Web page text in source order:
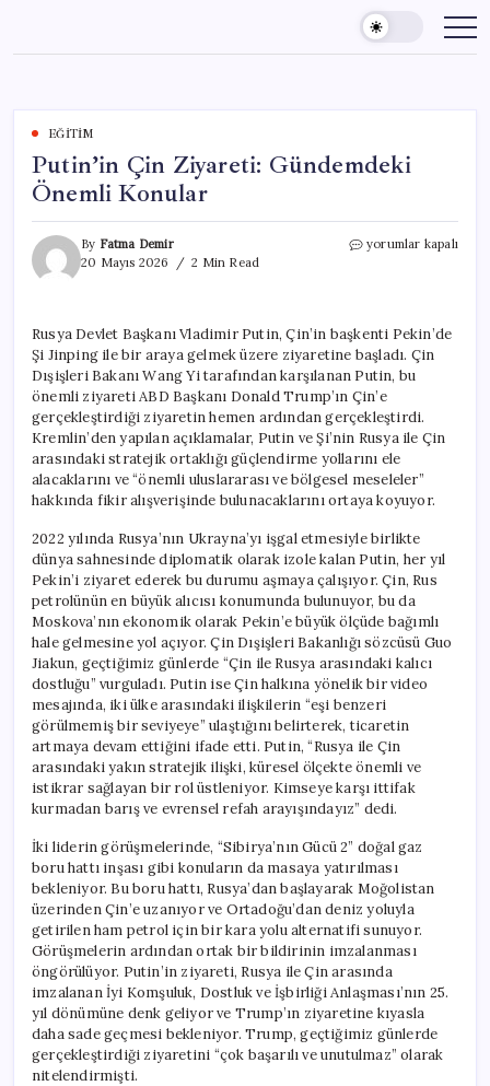
content
EĞITIM
Putin’in Çin Ziyareti: Gündemdeki
Önemli Konular
By Fatma Demir
20 Mayıs 2026
2 Min Read
Putin’in
Konular
için
yorumlar kapalı
Rusya Devlet Başkanı Vladimir Putin, Çin’in başkenti Pekin’de
Şi Jinping ile bir araya gelmek üzere ziyaretine başladı. Çin
Dışişleri Bakanı Wang Yi tarafından karşılanan Putin, bu
önemli ziyareti ABD Başkanı Donald Trump’ın Çin’e
gerçekleştirdiği ziyaretin hemen ardından gerçekleştirdi.
Kremlin’den yapılan açıklamalar, Putin ve Şi’nin Rusya ile Çin
arasındaki stratejik ortaklığı güçlendirme yollarını ele
alacaklarını ve “önemli uluslararası ve bölgesel meseleler”
hakkında fikir alışverişinde bulunacaklarını ortaya koyuyor.
2022 yılında Rusya’nın Ukrayna’yı işgal etmesiyle birlikte
dünya sahnesinde diplomatik olarak izole kalan Putin, her yıl
Pekin’i ziyaret ederek bu durumu aşmaya çalışıyor. Çin, Rus
petrolünün en büyük alıcısı konumunda bulunuyor, bu da
Moskova’nın ekonomik olarak Pekin’e büyük ölçüde bağımlı
hale gelmesine yol açıyor. Çin Dışişleri Bakanlığı sözcüsü Guo
Jiakun, geçtiğimiz günlerde “Çin ile Rusya arasındaki kalıcı
dostluğu” vurguladı. Putin ise Çin halkına yönelik bir video
mesajında, iki ülke arasındaki ilişkilerin “eşi benzeri
görülmemiş bir seviyeye” ulaştığını belirterek, ticaretin
artmaya devam ettiğini ifade etti. Putin, “Rusya ile Çin
arasındaki yakın stratejik ilişki, küresel ölçekte önemli ve
istikrar sağlayan bir rol üstleniyor. Kimseye karşı ittifak
kurmadan barış ve evrensel refah arayışındayız” dedi.
İki liderin görüşmelerinde, “Sibirya’nın Gücü 2” doğal gaz
boru hattı inşası gibi konuların da masaya yatırılması
bekleniyor. Bu boru hattı, Rusya’dan başlayarak Moğolistan
üzerinden Çin’e uzanıyor ve Ortadoğu’dan deniz yoluyla
getirilen ham petrol için bir kara yolu alternatifi sunuyor.
Görüşmelerin ardından ortak bir bildirinin imzalanması
öngörülüyor. Putin’in ziyareti, Rusya ile Çin arasında
imzalanan İyi Komşuluk, Dostluk ve İşbirliği Anlaşması’nın 25.
yıl dönümüne denk geliyor ve Trump’ın ziyaretine kıyasla
daha sade geçmesi bekleniyor. Trump, geçtiğimiz günlerde
gerçekleştirdiği ziyaretini “çok başarılı ve unutulmaz” olarak
nitelendirmişti.